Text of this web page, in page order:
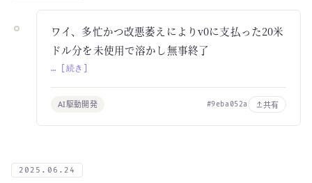
ワイ、多忙かつ改悪萎えによりv0に支払った20米
ドル分を未使用で溶かし無事終了
… [続き]
AI駆動開発 #9eba052a 共有
2025.06.24